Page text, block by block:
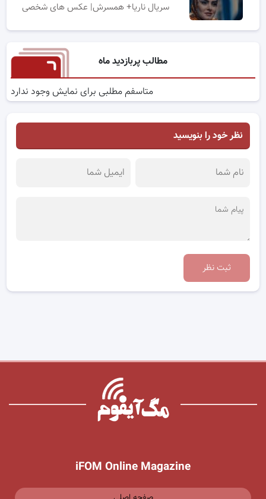
سریال ناریا+ همسرش| عکس های شخصی
مطالب پربازدید ماه
متاسفم مطلبی برای نمایش وجود ندارد
نظر خود را بنویسید
ثبت نظر
iFOM Online Magazine